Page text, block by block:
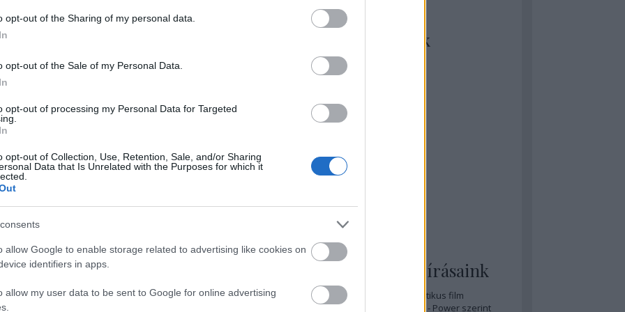
opt-out of the Sharing of my personal data.
opt-out of the Sale of my Personal Data.
opt-out of processing my Personal Data for Targeted
opt-out of Collection, Use, Retention, Sale, and/or Sharing
Data that Is Unrelated with the Purposes for which it
allow Google to enable storage related to advertising like cookies on
identifiers in apps.
allow my user data to be sent to Google for online advertising
de ha valaki szeret ezt a stílust, annak bátran
2komment
Akiket szívesen
nézünk/olvasunk
Borosta szerint
DarkSide Joint
Filmbook
Filmtrailer
Mozi Mánia app
Nézze meg az ember!
Jus & Calzone
A legolvasottabb írásaink
A 20 legjobb posztapokaliptikus film
A 15 legjobb időutazós film - Power szerint